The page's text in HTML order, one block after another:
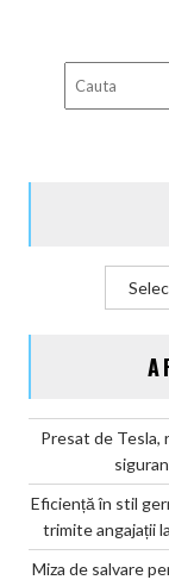
Presat de Tesla,
Eficiență în stil
trimite angajații
Miza de salvare